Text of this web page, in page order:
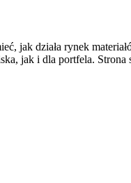
jak działa rynek
jak i dla portfela. Strona